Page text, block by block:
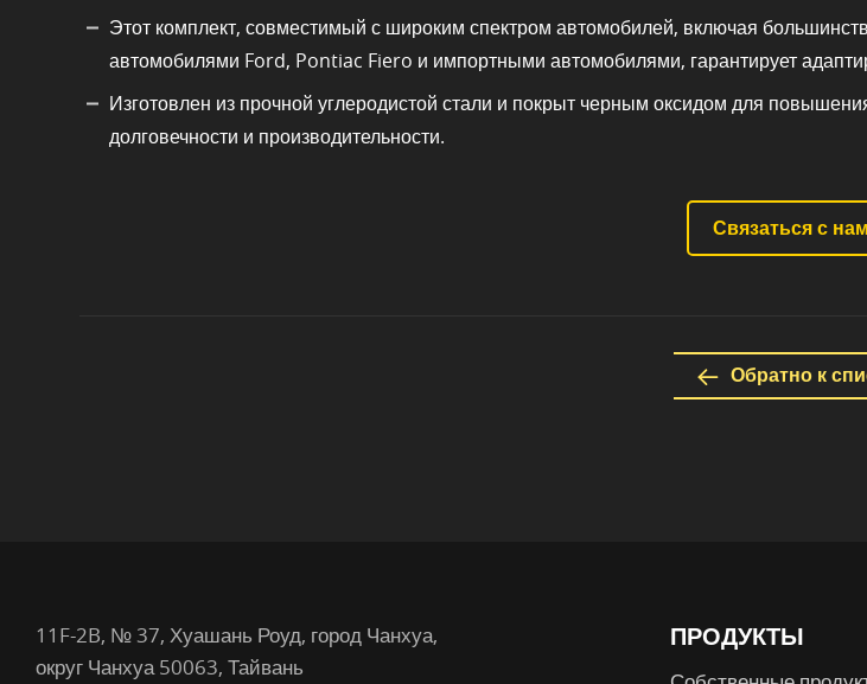
Этот комплект, совместимый с широким спектром автомобилей, включая
автомобилями Ford, Pontiac Fiero и импортными автомобилями, гарантирует
Изготовлен из прочной углеродистой стали и покрыт черным оксидом для
долговечности и производительности.
Связаться с
Обратно к
ПРОДУКТЫ
11F-2B, № 37, Хуашань Роуд, город Чанхуа,
округ Чанхуа 50063, Тайвань